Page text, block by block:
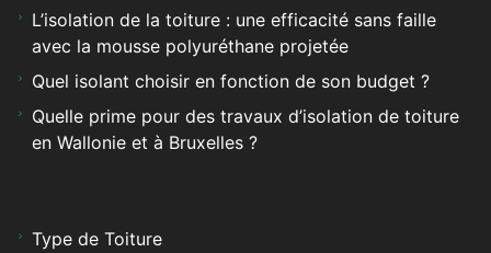
L’isolation de la toiture : une efficacité sans faille
avec la mousse polyuréthane projetée
Quel isolant choisir en fonction de son budget ?
Quelle prime pour des travaux d’isolation de toiture
en Wallonie et à Bruxelles ?
Type de Toiture